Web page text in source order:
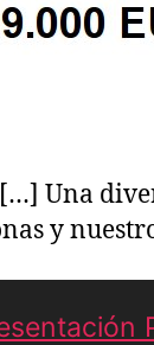
Una
y